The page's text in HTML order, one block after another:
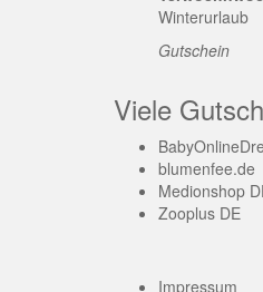
Winterurlaub
Gutschein
Viele
blumenfee.de
Medionshop
Zooplus DE
Impressum